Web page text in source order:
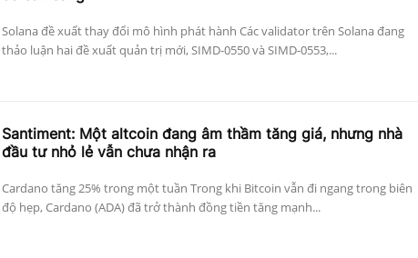
Solana đề xuất thay đổi mô hình phát hành Các validator trên Solana đang
thảo luận hai đề xuất quản trị mới, SIMD-0550 và SIMD-0553,...
Santiment: Một altcoin đang âm thầm tăng giá, nhưng nhà
đầu tư nhỏ lẻ vẫn chưa nhận ra
Cardano tăng 25% trong một tuần Trong khi Bitcoin vẫn đi ngang trong biên
độ hẹp, Cardano (ADA) đã trở thành đồng tiền tăng mạnh...